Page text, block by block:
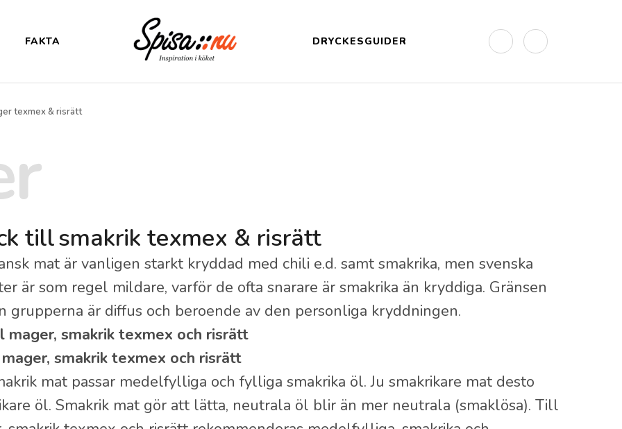
FAKTA DRYCKESGUIDER
texmex & risrätt
tillsmakrik texmex & risrätt
mat är vanligen starkt kryddad med chili e.d. samt smakrika, men svenska
är som regel mildare, varför de ofta snarare är smakrika än kryddiga. Gränsen
grupperna är diffus och beroende av den personliga kryddningen.
mager, smakrik texmex och risrätt
smakrik texmex och risrätt
mat passar medelfylliga och fylliga smakrika öl. Ju smakrikare mat desto
öl. Smakrik mat gör att lätta, neutrala öl blir än mer neutrala (smaklösa). Till